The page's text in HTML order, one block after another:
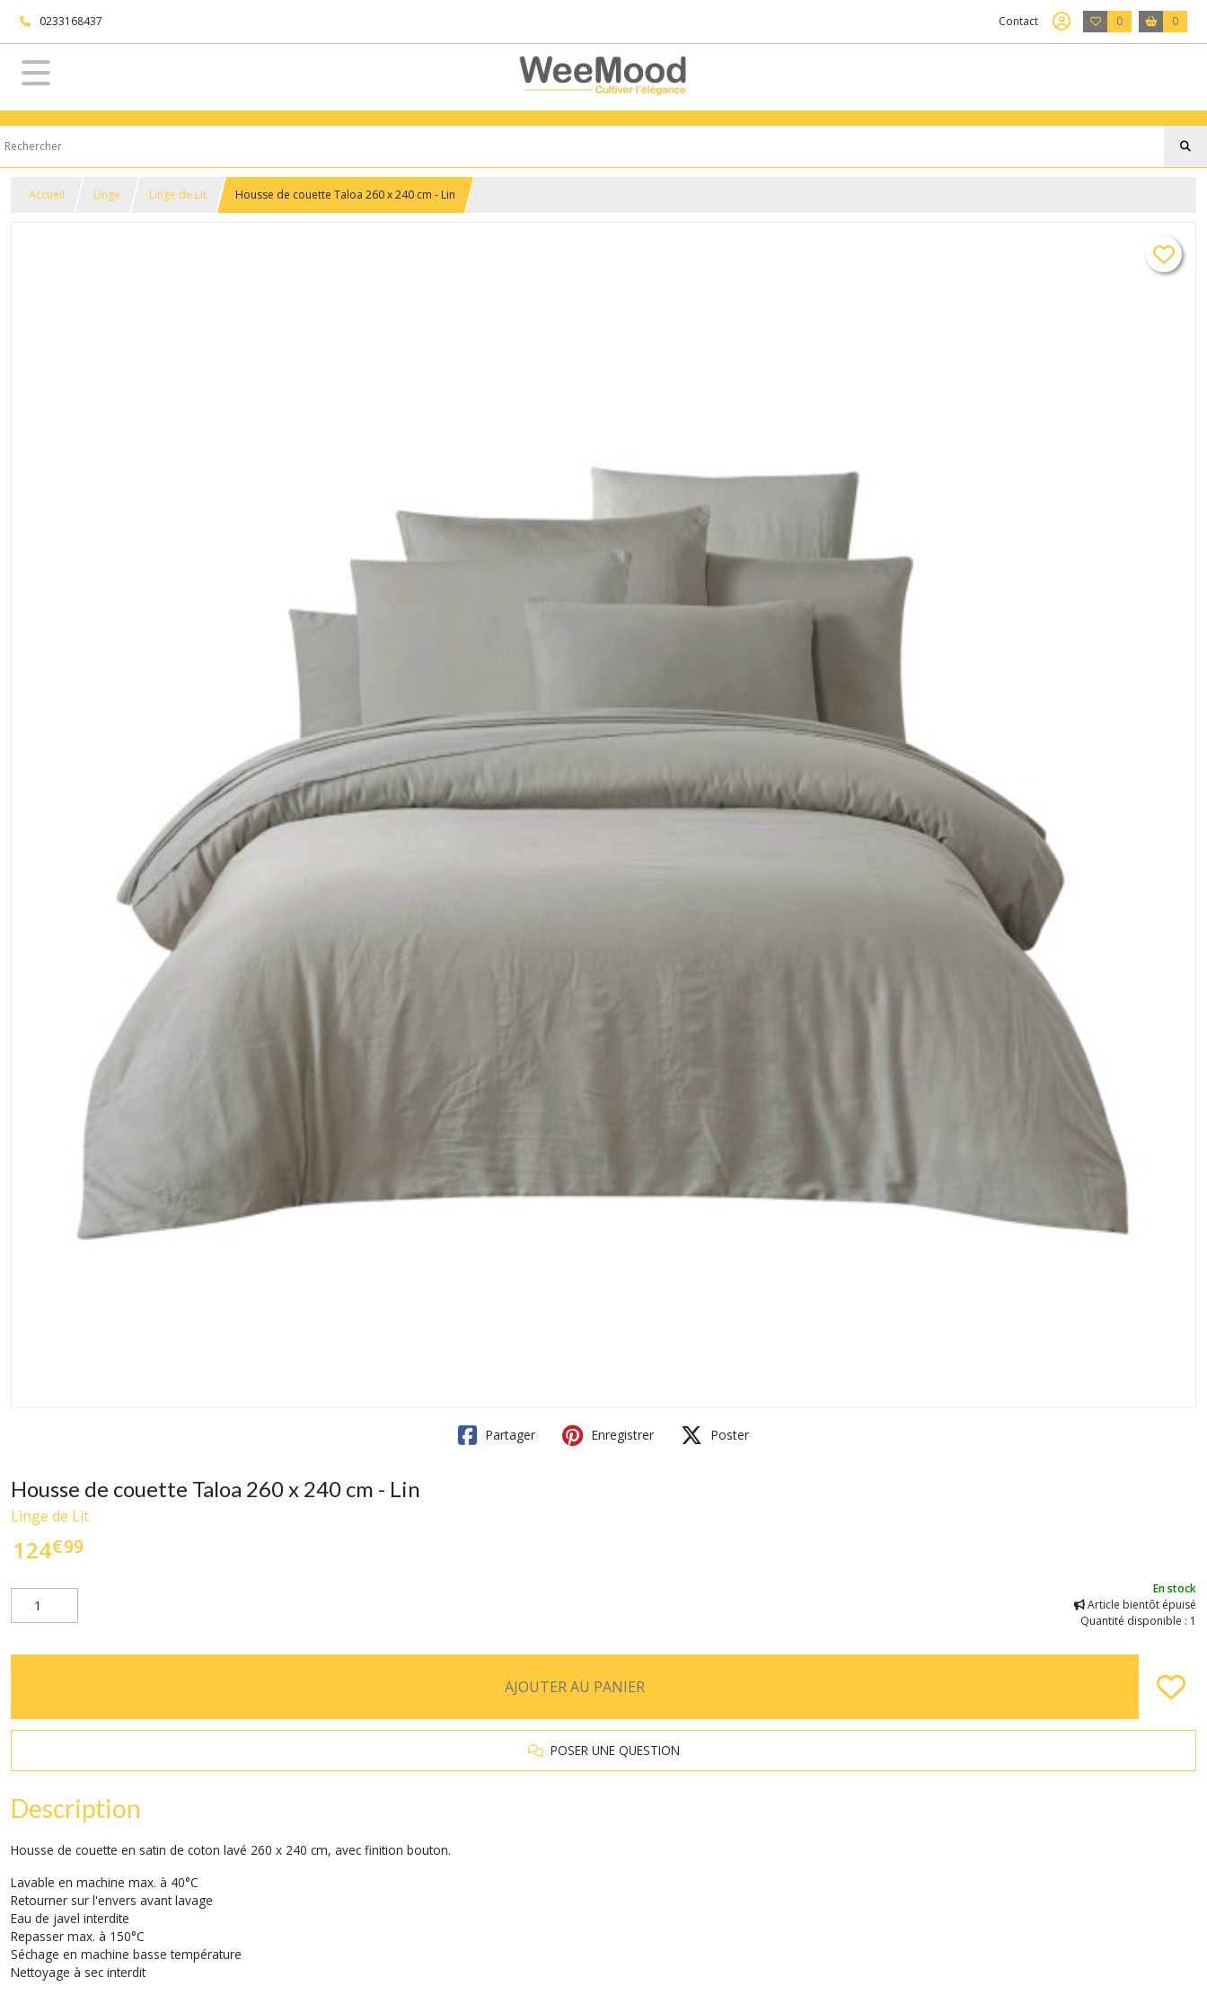
0233168437 Contact 0 0
Accueil Linge Linge de Lit Housse de couette Taloa 260 x 240 cm - Lin
Partager Enregistrer Poster
Housse de couette Taloa 260 x 240 cm - Lin
Linge de Lit
124€99
En stock
Article bientôt épuisé
Quantité disponible : 1
AJOUTER AU PANIER
POSER UNE QUESTION
Description
Housse de couette en satin de coton lavé 260 x 240 cm, avec finition bouton.
Lavable en machine max. à 40°C
Retourner sur l'envers avant lavage
Eau de javel interdite
Repasser max. à 150°C
Séchage en machine basse température
Nettoyage à sec interdit